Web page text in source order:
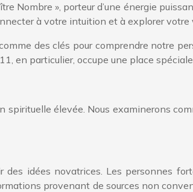
Nombre », porteur d’une énergie
à votre intuition et à explorer
des clés pour comprendre notre
en particulier, occupe une place
élevée. Nous examinerons
idées novatrices. Les personnes
provenant de sources non